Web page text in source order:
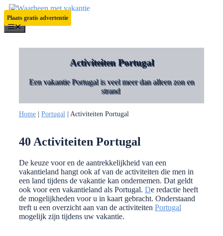
Ga
naar
de
inhoud
Plaats gratis advertentie
Menu
Activiteiten Portugal
Een vakantie Portugal is veel meer dan alleen zon en
strand
Home Portugal Activiteiten Portugal
40 Activiteiten Portugal
De keuze voor en de aantrekkelijkheid van een
vakantieland hangt ook af van de activiteiten die men in
een land tijdens de vakantie kan ondernemen. Dat geldt
ook voor een vakantieland als Portugal. De redactie heeft
de mogelijkheden voor u in kaart gebracht. Onderstaand
treft u een overzicht aan van de activiteiten Portugal
mogelijk zijn tijdens uw vakantie.